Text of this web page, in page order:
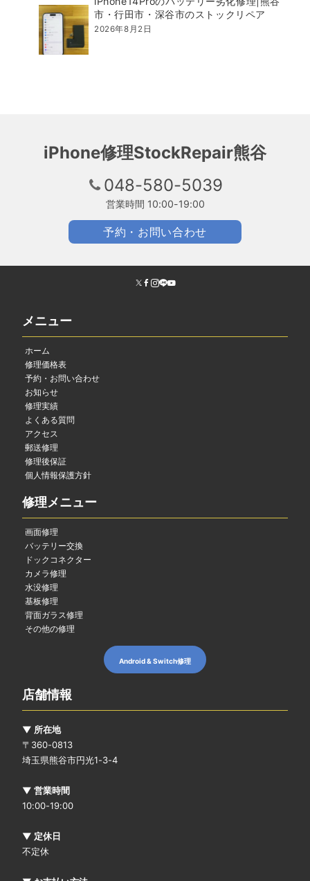
市・行田市・深谷市のストックリペア
2026年8月2日
iPhone修理StockRepair熊谷
048-580-5039
営業時間 10:00-19:00
予約・お問い合わせ
メニュー
ホーム
修理価格表
予約・お問い合わせ
お知らせ
修理実績
よくある質問
アクセス
郵送修理
修理後保証
個人情報保護方針
修理メニュー
画面修理
バッテリー交換
ドックコネクター
カメラ修理
水没修理
基板修理
背面ガラス修理
その他の修理
Android & Switch修理
店舗情報
▼ 所在地
〒360-0813
埼玉県熊谷市円光1-3-4
▼ 営業時間
10:00-19:00
▼ 定休日
不定休